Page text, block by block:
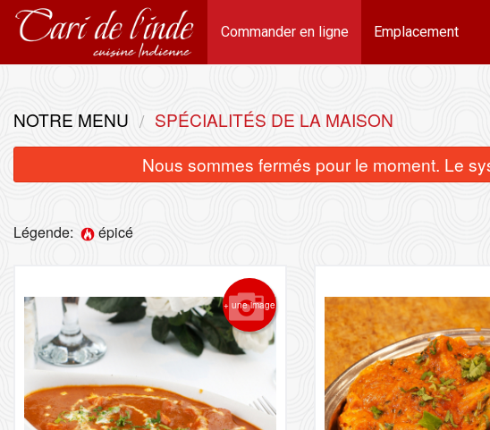
Commander en ligne Emplacement
Riz
NOTRE MENU
SPÉCIALITÉS DE LA MAISON
Nous sommes fermés pour le moment. Le
Légende: épicé
+ une image